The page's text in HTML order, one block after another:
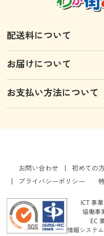
配送料について
お届けについて
お支払い方法について
お問い合わせ 初めての
プライバシーポリシー
ICT 事
協働事
EC
情報システ